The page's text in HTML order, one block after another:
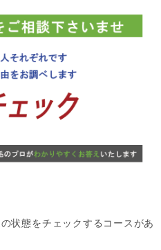
状態をチェックするコースがあ